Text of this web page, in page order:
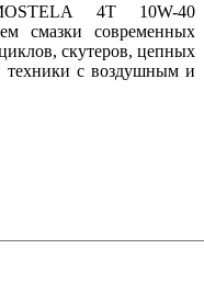
4Т 10W-40
смазки современных
скутеров, цепных
техники с воздушным и